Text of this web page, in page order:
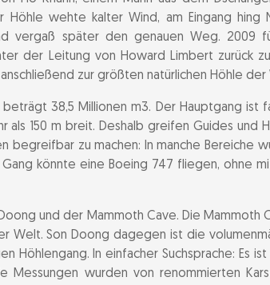
Son Doong
Höhle wehte kalter Wind, am Eingang hing
vergaß später den genauen Weg. 2009
der Leitung von Howard Limbert zurück
zur größten natürlichen Höhle der
38,5 Millionen m3. Der Hauptgang ist
als 150 m breit. Deshalb greifen Guides und
begreifbar zu machen: In manche Bereiche
könnte eine Boeing 747 fliegen, ohne
und der Mammoth Cave. Die Mammoth
Welt. Son Doong dagegen ist die
Höhlengang. In einfacher Suchsprache: Es
Messungen wurden von renommierten